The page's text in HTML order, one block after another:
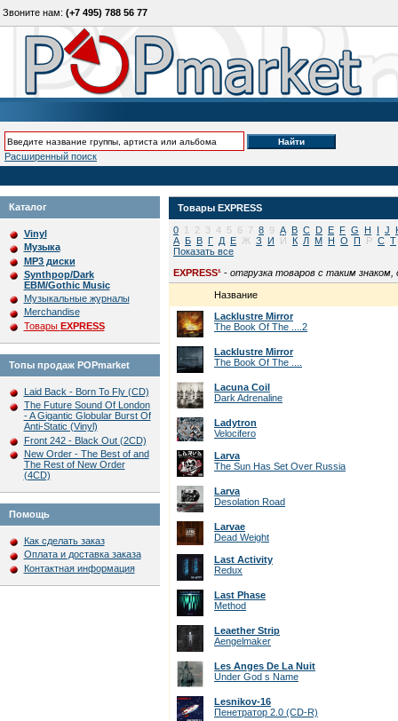
Звоните нам: (+7 495) 788 56 77
Расширенный поиск
Каталог
Vinyl
Музыка
MP3 диски
Synthpop/Dark
EBM/Gothic Music
Музыкальные журналы
Merchandise
Товары EXPRESS
Топы продаж POPmarket
Laid Back - Born To Fly (CD)
The Future Sound Of London
- A Gigantic Globular Burst Of
Anti-Static (Vinyl)
Front 242 - Black Out (2CD)
New Order - The Best of and
The Rest of New Order
(4CD)
Помощь
Как сделать заказ
Оплата и доставка заказа
Контактная информация
Товары EXPRESS
0 1 2 3 4 5 6 7 8 9 A B C D E F G H I J
А Б В Г Д Е Ж З И Й К Л М Н О П Р С Т
Показать все
EXPRESS¹ - отгрузка товаров с таким
Название
Lacklustre Mirror
The Book Of The ....2
Lacklustre Mirror
The Book Of The ....
Lacuna Coil
Dark Adrenaline
Ladytron
Velocifero
Larva
The Sun Has Set Over Russia
Larva
Desolation Road
Larvae
Dead Weight
Last Activity
Redux
Last Phase
Method
Leaether Strip
Aengelmaker
Les Anges De La Nuit
Under God s Name
Lesnikov-16
Пенетратор 2.0 (CD-R)